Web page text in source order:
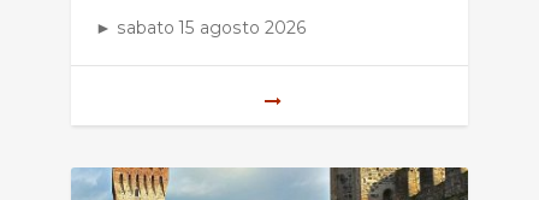
► sabato 15 agosto 2026